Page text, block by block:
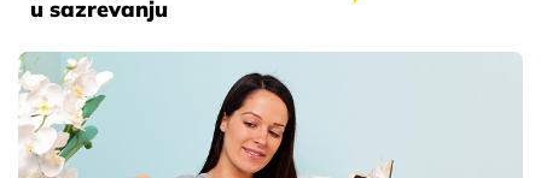
u sazrevanju